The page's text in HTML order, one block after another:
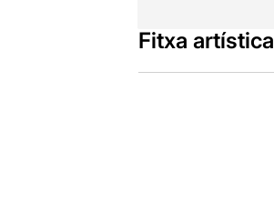
Fitxa artística